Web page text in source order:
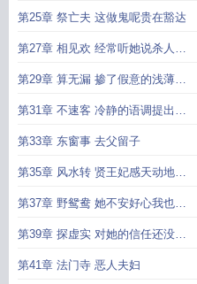
才留下的
第25章 祭亡夫 这做鬼呢贵在豁达
第27章 相见欢 经常听她说杀人鲜
少听见救人
第29章 算无漏 掺了假意的浅薄恩
情
第31章 不速客 冷静的语调提出羞
耻的要求
第33章 东窗事 去父留子
第35章 风水转 贤王妃感天动地哭
活亡夫
第37章 野鸳鸯 她不安好心我也自
有盘算
第39章 探虚实 对她的信任还没针
尖大
第41章 法门寺 恶人夫妇